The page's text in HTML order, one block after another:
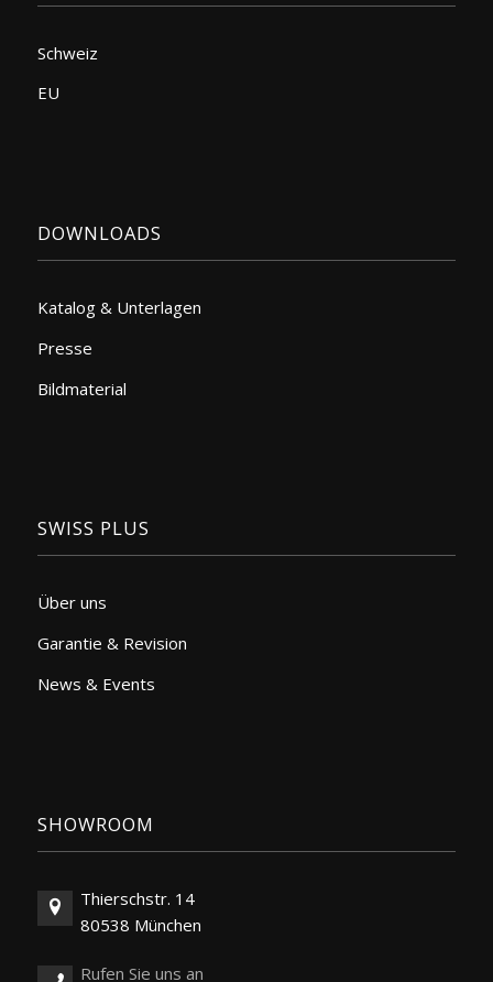
Schweiz
EU
DOWNLOADS
Katalog & Unterlagen
Presse
Bildmaterial
SWISS PLUS
Über uns
Garantie & Revision
News & Events
SHOWROOM
Thierschstr. 14
80538 München
Rufen Sie uns an